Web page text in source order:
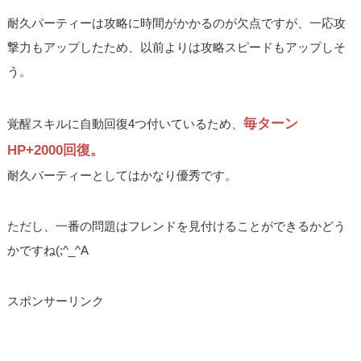
耐久パーティーは攻略に時間がかかるのが欠点ですが、一応攻
撃力もアップしたため、以前よりは攻略スピードもアップしそ
う。
覚醒スキルに自動回復4つ付いているため、毎ターン
HP+2000回復。
耐久パーティーとしてはかなり優秀です。
ただし、一番の問題はフレンドを見付けることができるかどう
かですね(;^_^A
スポンサーリンク